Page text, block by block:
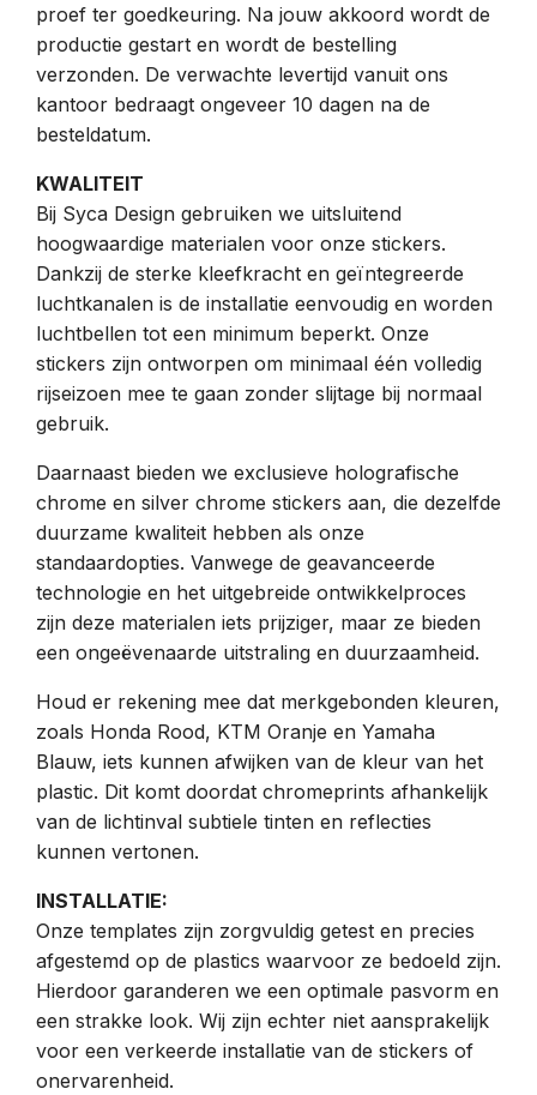
proef ter goedkeuring. Na jouw akkoord wordt de
productie gestart en wordt de bestelling
verzonden. De verwachte levertijd vanuit ons
kantoor bedraagt ongeveer 10 dagen na de
besteldatum.
KWALITEIT
Bij Syca Design gebruiken we uitsluitend
hoogwaardige materialen voor onze stickers.
Dankzij de sterke kleefkracht en geïntegreerde
luchtkanalen is de installatie eenvoudig en worden
luchtbellen tot een minimum beperkt. Onze
stickers zijn ontworpen om minimaal één volledig
rijseizoen mee te gaan zonder slijtage bij normaal
gebruik.
Daarnaast bieden we exclusieve holografische
chrome en silver chrome stickers aan, die dezelfde
duurzame kwaliteit hebben als onze
standaardopties. Vanwege de geavanceerde
technologie en het uitgebreide ontwikkelproces
zijn deze materialen iets prijziger, maar ze bieden
een ongeëvenaarde uitstraling en duurzaamheid.
Houd er rekening mee dat merkgebonden kleuren,
zoals Honda Rood, KTM Oranje en Yamaha
Blauw, iets kunnen afwijken van de kleur van het
plastic. Dit komt doordat chromeprints afhankelijk
van de lichtinval subtiele tinten en reflecties
kunnen vertonen.
INSTALLATIE:
Onze templates zijn zorgvuldig getest en precies
afgestemd op de plastics waarvoor ze bedoeld zijn.
Hierdoor garanderen we een optimale pasvorm en
een strakke look. Wij zijn echter niet aansprakelijk
voor een verkeerde installatie van de stickers of
onervarenheid.